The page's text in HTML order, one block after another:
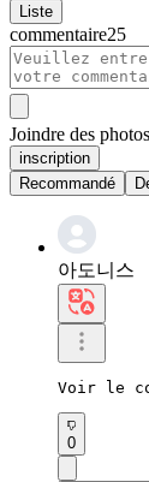
Liste
commentaire25
Joindre des photos
inscription
Recommandé
아도니스
Voir le
0